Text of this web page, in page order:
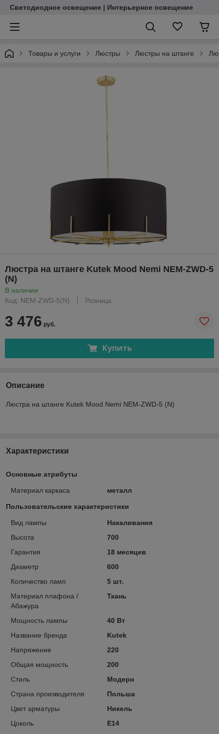
Светодиодное освещение | Интерьерное освещение
Товары и услуги Люстры Люстры на штанге
Люстра на штанге Kutek Mood Nemi NEM-ZWD-5
(N)
В наличии
Код: NEM-ZWD-5(N)
Розница
3 476 руб.
Купить
Описание
Люстра на штанге Kutek Mood Nemi NEM-ZWD-5 (N)
Характеристики
Основные атрибуты
Материал каркаса металл
Пользовательские характеристики
Вид лампы
Накаливания
Высота
700
Гарантия
18 месяцев
Диаметр
600
Количество ламп
5 шт.
Материал плафона /
Абажура
Ткань
Мощность лампы
40 Вт
Название бренда
Kutek
Напряжение
220
Общая мощность
200
Стиль
Модерн
Страна производителя
Польша
Цвет арматуры
Никель
Цоколь
E14